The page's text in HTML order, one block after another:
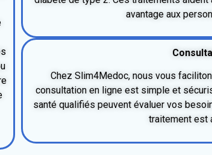
avantage aux
Chez Slim4Medoc, nous vous
consultation en ligne est simple et
santé qualifiés peuvent évaluer vos
traitement est